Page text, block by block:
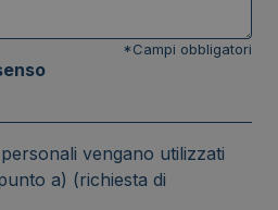
*Campi obbligatori
vengano utilizzati
di